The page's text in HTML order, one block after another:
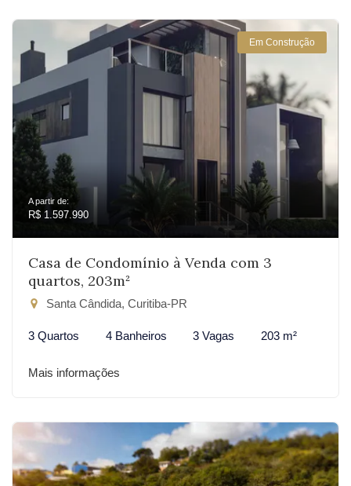
Em Construção
A partir de:
R$ 1.597.990
Casa de Condomínio à Venda com 3
quartos, 203m²
Santa Cândida, Curitiba-PR
3 Quartos 4 Banheiros 3 Vagas 203 m²
Mais informações